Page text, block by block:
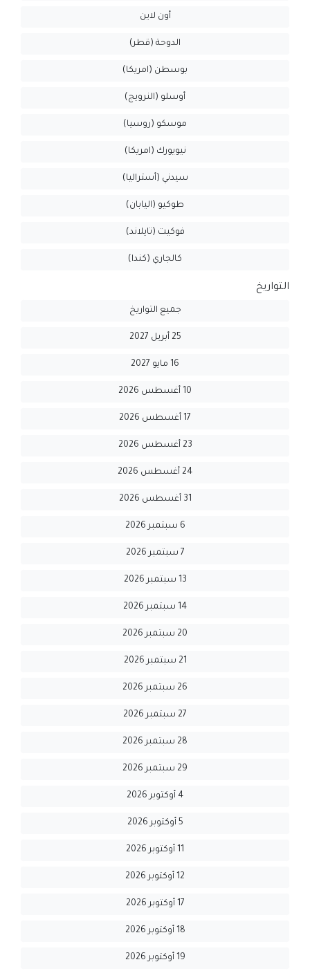
أون لاين
الدوحة (قطر)
بوسطن (امريكا)
أوسلو (النرويج)
موسكو (روسيا)
نيويورك (امريكا)
سيدني (أستراليا)
طوكيو (اليابان)
فوكيت (تايلاند)
كالجاري (كندا)
التواريخ
جميع التواريخ
25 أبريل 2027
16 مايو 2027
10 أغسطس 2026
17 أغسطس 2026
23 أغسطس 2026
24 أغسطس 2026
31 أغسطس 2026
6 سبتمبر 2026
7 سبتمبر 2026
13 سبتمبر 2026
14 سبتمبر 2026
20 سبتمبر 2026
21 سبتمبر 2026
26 سبتمبر 2026
27 سبتمبر 2026
28 سبتمبر 2026
29 سبتمبر 2026
4 أوكتوبر 2026
5 أوكتوبر 2026
11 أوكتوبر 2026
12 أوكتوبر 2026
17 أوكتوبر 2026
18 أوكتوبر 2026
19 أوكتوبر 2026